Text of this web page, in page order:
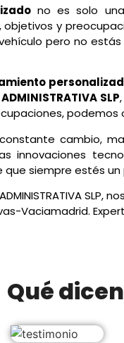
no es solo una
y
pero no
SLP
cambio,
innovaciones
que siempre estés
ADMINISTRATIVA
Vaciamadrid.
Qué